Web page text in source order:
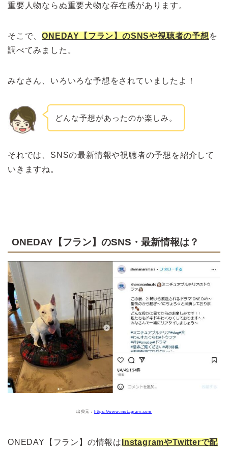
重要人物ならぬ重要犬物な存在感があります。
そこで、ONEDAY【フラン】のSNSや視聴者の予想 を
調べてみました。
みなさん、いろいろな予想をされていましたよ！
どんな予想があったのか楽しみ。
それでは、SNSの最新情報や視聴者の予想を紹介して
いきますね。
ONEDAY【フラン】のSNS・最新情報は？
出典元： https://www.instagram.com
ONEDAY【フラン】の情報は nstagramやTwitterで配